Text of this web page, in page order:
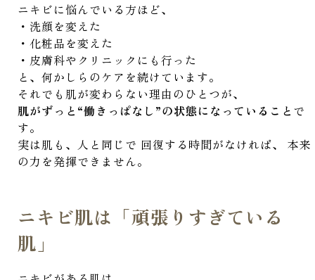
ニキビに悩んでいる方ほど、
・洗顔を変えた
・化粧品を変えた
・皮膚科やクリニックにも行った
と、何かしらのケアを続けています。
それでも肌が変わらない理由のひとつが、
肌がずっと“働きっぱなし”の状態になっていることで
す。
実は肌も、人と同じで 回復する時間がなければ、 本来
の力を発揮できません。
ニキビ肌は「頑張りすぎている
肌」